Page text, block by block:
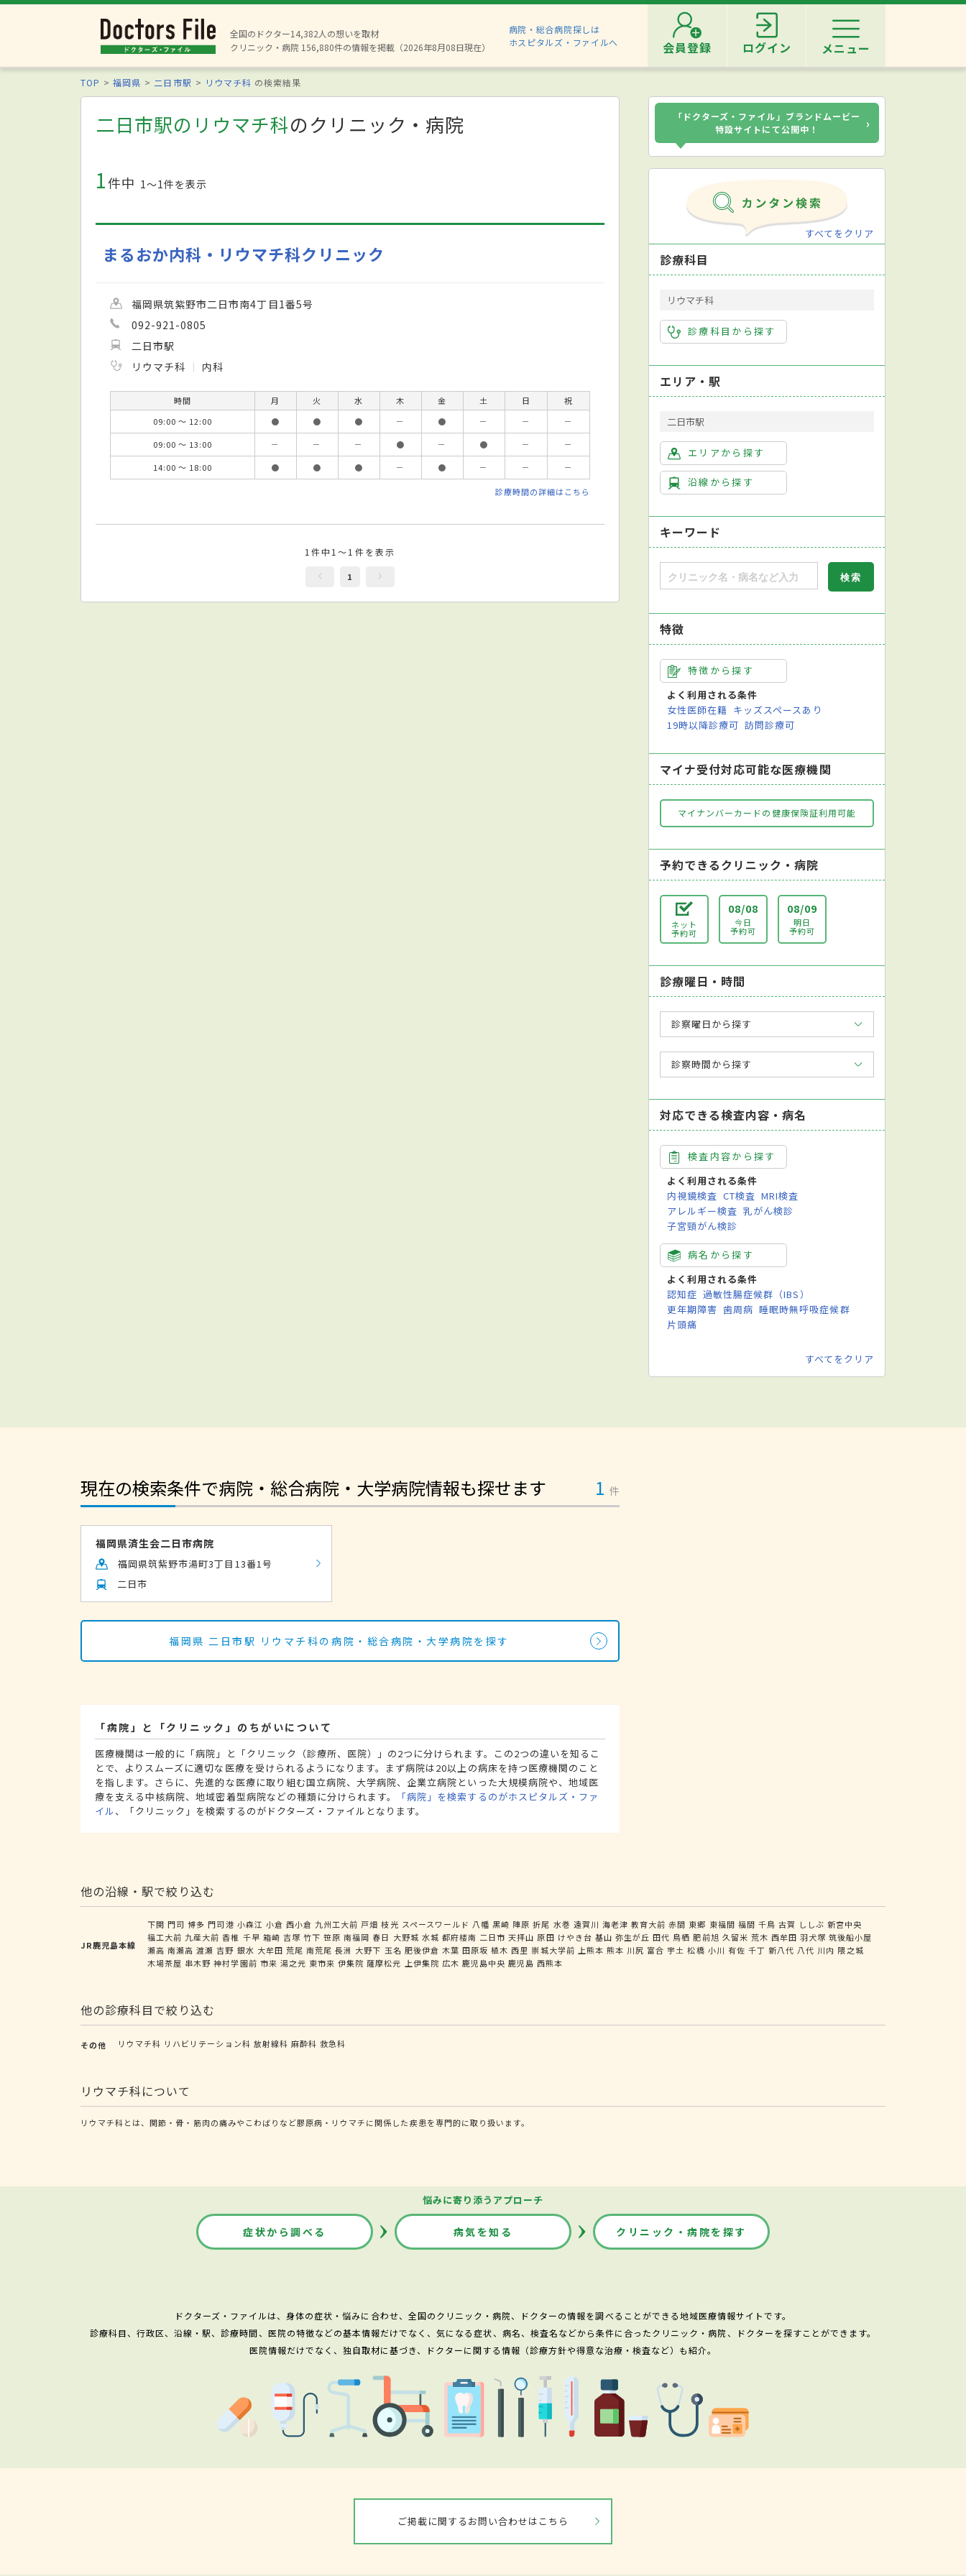
全国のドクター14,382人の想いを取材
クリニック・病院 156,880件の情報を掲載（2026年8月08日現在）
病院・総合病院探しは
ホスピタルズ・ファイルへ
会員登録 ログイン メニュー
TOP 福岡県 二日市駅 リウマチ科 の検索結果
二日市駅のリウマチ科のクリニック・病院
1件中 1〜1件を表示
まるおか内科・リウマチ科クリニック
福岡県筑紫野市二日市南4丁目1番5号
092-921-0805
二日市駅
リウマチ科
内科
時間 月 火 水 木 金 土 日
祝
09:00 ～ 12:00
● ● ● － ● － －
－
09:00 ～ 13:00
－ － － ● － ● －
－
14:00 ～ 18:00
● ● ● － ● － － －
診療時間の詳細はこちら
1件中1～1件を表示
1
「ドクターズ・ファイル」ブランドムービー
特設サイトにて公開中！
›
すべてをクリア
診療科目
リウマチ科
診療科目から探す
エリア・駅
二日市駅
エリアから探す
沿線から探す
キーワード
特徴
特徴から探す
よく利用される条件
女性医師在籍 キッズスペースあり
19時以降診療可 訪問診療可
マイナ受付対応可能な医療機関
マイナンバーカードの健康保険証利用可能
予約できるクリニック・病院
ネット
予約可
08/08
今日
予約可
08/09
明日
予約可
診療曜日・時間
診察曜日から探す
診察時間から探す
対応できる検査内容・病名
検査内容から探す
よく利用される条件
内視鏡検査 CT検査 MRI検査
アレルギー検査 乳がん検診
子宮頸がん検診
病名から探す
よく利用される条件
認知症 過敏性腸症候群（IBS）
更年期障害 歯周病 睡眠時無呼吸症候群
片頭痛
すべてをクリア
現在の検索条件で病院・総合病院・大学病院情報も探せます 1 件
福岡県済生会二日市病院
福岡県筑紫野市湯町3丁目13番1号
二日市
福岡県 二日市駅 リウマチ科の病院・総合病院・大学病院を探す
「病院」と「クリニック」のちがいについて
医療機関は一般的に「病院」と「クリニック（診療所、医院）」の2つに分けられます。この2つの違いを知るこ
とで、よりスムーズに適切な医療を受けられるようになります。まず病院は20以上の病床を持つ医療機関のこと
を指します。さらに、先進的な医療に取り組む国立病院、大学病院、企業立病院といった大規模病院や、地域医
療を支える中核病院、地域密着型病院などの種類に分けられます。
「病院」を検索するのがホスピタルズ・ファ
イル、「クリニック」を検索するのがドクターズ・ファイルとなります。
他の沿線・駅で絞り込む
JR鹿児島本線
下関 門司 博多 門司港 小森江 小倉 西小倉 九州工大前 戸畑 枝光 スペースワールド 八幡 黒崎 陣原 折尾 水巻 遠賀川 海老津 教育大前 赤間 東郷 東福間 福間 千鳥 古賀 ししぶ 新宮中央
福工大前 九産大前 香椎 千早 箱崎 吉塚 竹下 笹原 南福岡 春日 大野城 水城 都府楼南 二日市 天拝山 原田 けやき台 基山 弥生が丘 田代 鳥栖 肥前旭 久留米 荒木 西牟田 羽犬塚 筑後船小屋
瀬高 南瀬高 渡瀬 吉野 銀水 大牟田 荒尾 南荒尾 長洲 大野下 玉名 肥後伊倉 木葉 田原坂 植木 西里 崇城大学前 上熊本 熊本 川尻 富合 宇土 松橋 小川 有佐 千丁 新八代 八代 川内 隈之城
木場茶屋 串木野 神村学園前 市来 湯之元 東市来 伊集院 薩摩松元 上伊集院 広木 鹿児島中央 鹿児島 西熊本
他の診療科目で絞り込む
その他 リウマチ科 リハビリテーション科 放射線科 麻酔科 救急科
リウマチ科について
リウマチ科とは、関節・骨・筋肉の痛みやこわばりなど膠原病・リウマチに関係した疾患を専門的に取り扱います。
悩みに寄り添うアプローチ
症状から調べる 病気を知る クリニック・病院を探す
ドクターズ・ファイルは、身体の症状・悩みに合わせ、全国のクリニック・病院、ドクターの情報を調べることができる地域医療情報サイトです。
診療科目、行政区、沿線・駅、診療時間、医院の特徴などの基本情報だけでなく、気になる症状、病名、検査名などから条件に合ったクリニック・病院、ドクターを探すことができます。
医院情報だけでなく、独自取材に基づき、ドクターに関する情報（診療方針や得意な治療・検査など）も紹介。
ご掲載に関するお問い合わせはこちら